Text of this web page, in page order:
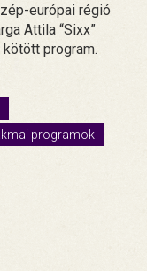
európai régió
Attila “Sixx”
program.
programok